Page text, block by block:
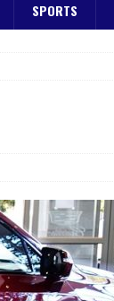
SPORTS